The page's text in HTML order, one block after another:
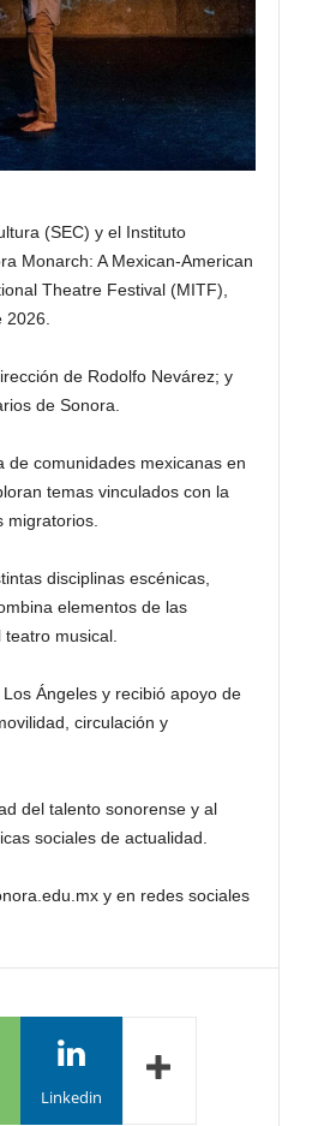
(SEC) y el Instituto
Monarch: A Mexican-American
Theatre Festival (MITF),
de Rodolfo Nevárez; y
de Sonora.
de comunidades mexicanas en
temas vinculados con la
disciplinas escénicas,
elementos de las
musical.
Ángeles y recibió apoyo de
circulación y
del talento sonorense y al
sociales de actualidad.
y en redes sociales
Linkedin